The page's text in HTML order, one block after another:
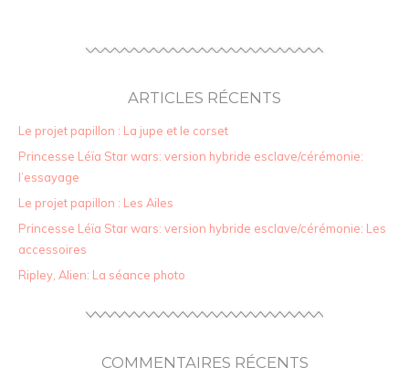
ARTICLES RÉCENTS
Le projet papillon : La jupe et le corset
Princesse Léïa Star wars: version hybride esclave/cérémonie:
l’essayage
Le projet papillon : Les Ailes
Princesse Léïa Star wars: version hybride esclave/cérémonie: Les
accessoires
Ripley, Alien: La séance photo
COMMENTAIRES RÉCENTS